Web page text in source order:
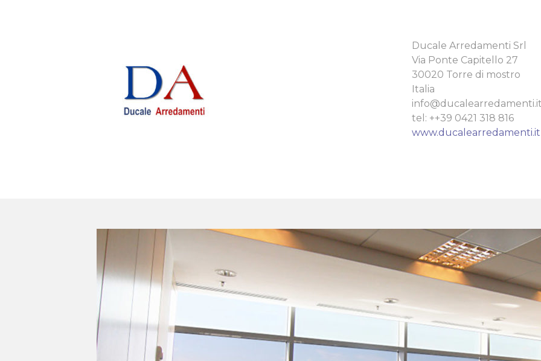
Ducale Arredamenti Srl
Via Ponte Capitello 27
30020 Torre di mostro
Italia
tel: ++39 0421 318 816
www.ducalearredamenti.it